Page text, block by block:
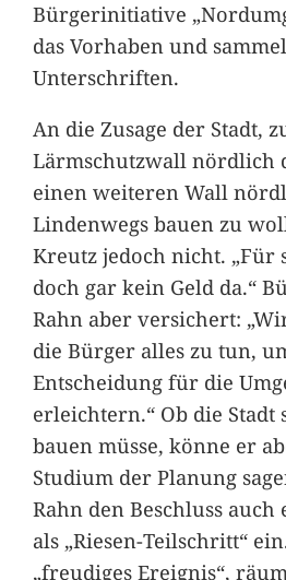
Bürgerinitiative
das Vorhaben und
Unterschriften.
An die Zusage der Stadt,
Lärmschutzwall nördlich
einen weiteren Wall
Lindenwegs bauen zu
Kreutz jedoch nicht. „Für
doch gar kein Geld da.“
Rahn aber versichert:
die Bürger alles zu tun,
Entscheidung für die
erleichtern.“ Ob die Stadt
bauen müsse, könne er
Studium der Planung
Rahn den Beschluss
als „Riesen-Teilschritt“
„freudiges Ereignis“,